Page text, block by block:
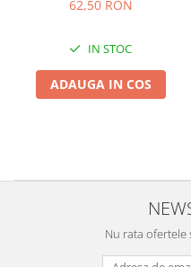
62,50 RON
IN STOC
ADAUGA IN COS
Nu rata